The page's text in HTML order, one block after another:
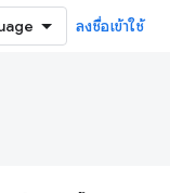
ลงชื่อเข้าใช้